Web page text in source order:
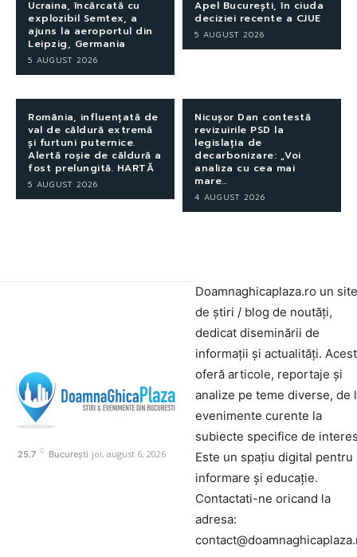
Ucraina, încărcată cu
explozibil Semtex, a
ajuns la aeroportul din
Leipzig, Germania
5 AUGUST 2026
Apel București, în ciuda
deciziei recente a CJUE
5 AUGUST 2026
România, influențată de
val de căldură extremă
și furtuni puternice.
Alertă roșie de căldură a
fost prelungită. HARTĂ
5 AUGUST 2026
Nicușor Dan contestă
revizuirile PSD la
legislația de
decarbonizare: „Voi
analiza cu cea mai
mare…
4 AUGUST 2026
25.7 C București joi, august 6, 2026
Doamnaghicaplaza.ro un site
de știri / blog de noutăți,
dedicat diseminării de
informații și actualități.
oferă articole, reportaje și
analize pe teme diverse, de
evenimente curente la
subiecte specifice de
Este un spațiu digital pentru
informare și educație.
Contactati-ne oricand la
adresa: